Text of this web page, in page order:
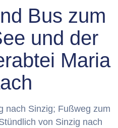
Bus zum
und der
Maria
nach Sinzig; Fußweg zum
von Sinzig nach